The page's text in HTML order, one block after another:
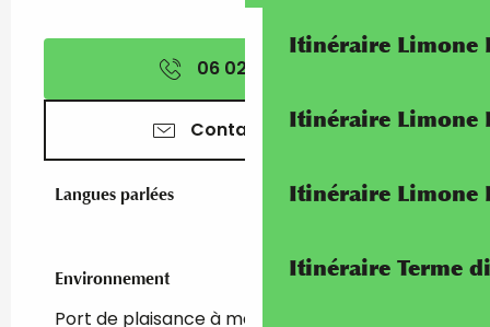
Itinéraire Limone
Itinéraire Limone
Itinéraire Limone
Itinéraire Terme
06 02 09 95
Contactez-nous
Langues parlées
Langues parlées
Environnement
Environnement
Port de plaisance à moins de 500 m